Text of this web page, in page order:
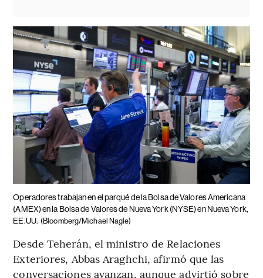
Operadores trabajan en el parqué de la Bolsa de Valores Americana
(AMEX) en la Bolsa de Valores de Nueva York (NYSE) en Nueva York,
EE.UU. (Bloomberg/Michael Nagle)
Desde Teherán, el ministro de Relaciones
Exteriores, Abbas Araghchi, afirmó que las
conversaciones avanzan, aunque advirtió sobre